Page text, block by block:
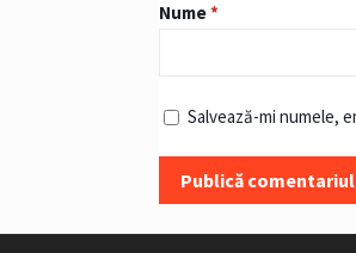
Nume*
Salvează-mi numele,